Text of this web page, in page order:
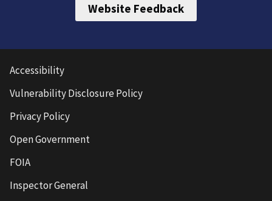
Website Feedback
Accessibility
Vulnerability Disclosure Policy
Privacy Policy
Open Government
FOIA
Inspector General